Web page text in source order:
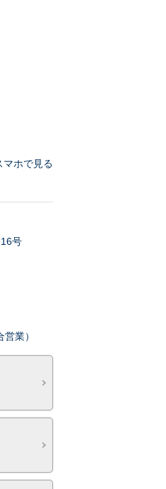
マホで見る
号
業）